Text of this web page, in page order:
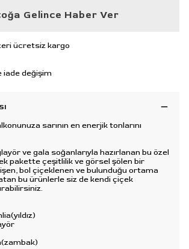
Gelince Haber Ver
ücretsiz kargo
iade değişim
sarının en enerjik tonlarını
ve gala soğanlarıyla hazırlanan bu özel
pakette çeşitlilik ve görsel şölen bir
bol çiçeklenen ve bulunduğu ortama
bu ürünlerle siz de kendi çiçek